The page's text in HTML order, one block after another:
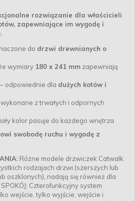
rozwiązanie dla właścicieli
zapewniające im wygodę i
do drzwi drewnianych o
wymiary 180 x 241 mm zapewniają
– odpowiednie dla dużych kotów i
z trwałych i odpornych
kolor pasuje do każdego wnętrza
swobodę ruchu i wygodę z
Różne modele drzwiczek Catwalk
rodzajach drzwi (szerszych lub
oszklonych), nadają się również dla
Czterofunkcyjny system
wejście, tylko wyjście, wejście i